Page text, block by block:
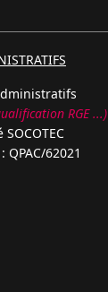
RGE ...)
QPAC/62021